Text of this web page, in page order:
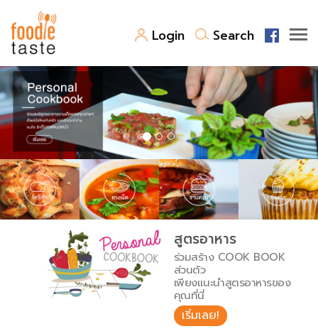
Login Search
สูตรอาหาร
สูตรอาหารล่าสุด
Top Foodie
พาไปชิม
สารพันก้นครัว
เคล็ดลับน่ารู้
เปรียบเทียบหน่วยการตวง
เปรียบเทียบอุณหภูมิ
เปรียบเทียบน้ำหนักวัตถุดิบ
FoodPedia
สร้าง Cookbook
สูตรอาหาร
ร่วมสร้าง COOK BOOK
ส่วนตัว
เพียงแนะนำสูตรอาหารของ
คุณที่นี่
เริ่มเลย!